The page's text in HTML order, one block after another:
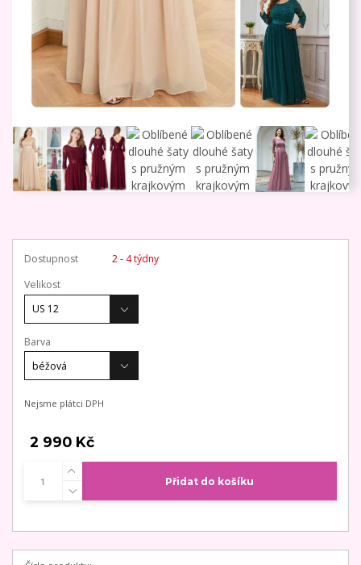
Dostupnost
2 - 4 týdny
Velikost
Barva
Nejsme plátci DPH
2 990 Kč
Přidat do košíku